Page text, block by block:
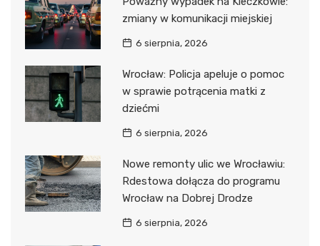
zmiany w komunikacji miejskiej
6 sierpnia, 2026
Wrocław: Policja apeluje o pomoc
w sprawie potrącenia matki z
dziećmi
6 sierpnia, 2026
Nowe remonty ulic we Wrocławiu:
Rdestowa dołącza do programu
Wrocław na Dobrej Drodze
6 sierpnia, 2026